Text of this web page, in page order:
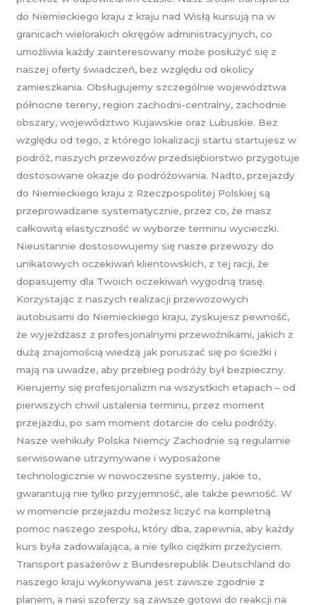
do Niemieckiego kraju z kraju nad Wisłą kursują na w
granicach wielorakich okręgów administracyjnych, co
umożliwia każdy zainteresowany może posłużyć się z
naszej oferty świadczeń, bez względu od okolicy
zamieszkania. Obsługujemy szczególnie województwa
północne tereny, region zachodni-centralny, zachodnie
obszary, województwo Kujawskie oraz Lubuskie. Bez
względu od tego, z którego lokalizacji startu startujesz w
podróż, naszych przewozów przedsiębiorstwo przygotuje
dostosowane okazje do podróżowania. Nadto, przejazdy
do Niemieckiego kraju z Rzeczpospolitej Polskiej są
przeprowadzane systematycznie, przez co, że masz
całkowitą elastyczność w wyborze terminu wycieczki.
Nieustannie dostosowujemy się nasze przewozy do
unikatowych oczekiwań klientowskich, z tej racji, że
dopasujemy dla Twoich oczekiwań wygodną trasę.
Korzystając z naszych realizacji przewozowych
autobusami do Niemieckiego kraju, zyskujesz pewność,
że wyjeżdżasz z profesjonalnymi przewoźnikami, jakich z
dużą znajomością wiedzą jak poruszać się po ścieżki i
mają na uwadze, aby przebieg podróży był bezpieczny.
Kierujemy się profesjonalizm na wszystkich etapach – od
pierwszych chwil ustalenia terminu, przez moment
przejazdu, po sam moment dotarcie do celu podróży.
Nasze wehikuły Polska Niemcy Zachodnie są regularnie
serwisowane utrzymywane i wyposażone
technologicznie w nowoczesne systemy, jakie to,
gwarantują nie tylko przyjemność, ale także pewność. W
w momencie przejazdu możesz liczyć na kompletną
pomoc naszego zespołu, który dba, zapewnia, aby każdy
kurs była zadowalająca, a nie tylko ciężkim przeżyciem.
Transport pasażerów z Bundesrepublik Deutschland do
naszego kraju wykonywana jest zawsze zgodnie z
planem, a nasi szoferzy są zawsze gotowi do reakcji na